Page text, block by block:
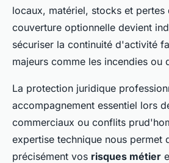
locaux, matériel, stocks et
couverture optionnelle devient
sécuriser la continuité d'activité
majeurs comme les incendies ou
La protection juridique
accompagnement essentiel lors
commerciaux ou conflits
expertise technique nous permet
précisément vos risques métier